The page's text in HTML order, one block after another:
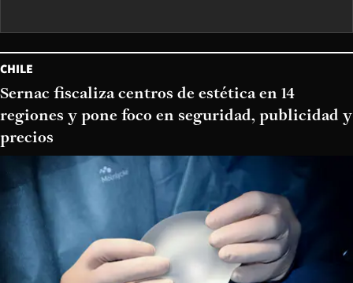
CHILE
Sernac fiscaliza centros de estética en 14
regiones y pone foco en seguridad, publicidad y
precios